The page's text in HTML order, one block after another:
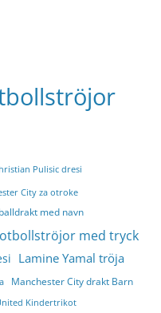
Pulisic dresi
City za otroke
med navn
med tryck
Lamine Yamal tröja
Manchester City drakt Barn
Kindertrikot